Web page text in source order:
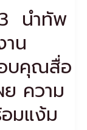
นำทัพ
น
บคุณสื่อ
ความ
มแง้ม